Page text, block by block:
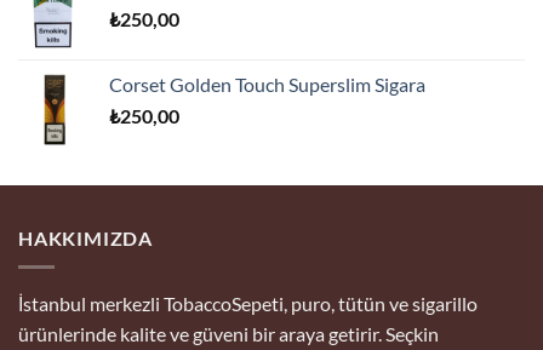
₺250,00
Corset Golden Touch Superslim Sigara
₺250,00
HAKKIMIZDA
İstanbul merkezli TobaccoSepeti, puro, tütün ve sigarillo
ürünlerinde kalite ve güveni bir araya getirir. Seçkin